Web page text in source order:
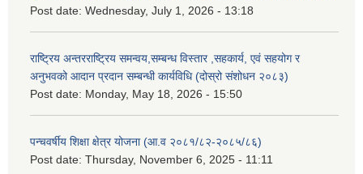
Post date: Wednesday, July 1, 2026 - 13:18
राष्ट्रिय अन्तरराष्ट्रिय समन्वय,सम्बन्ध विस्तार ,सहकार्य, एवं सहयोग र
अनुभवको आदान प्रदान सम्बन्धी कार्यविधि (दोस्रो संशोधन २०८३)
Post date: Monday, May 18, 2026 - 15:50
पन्चवर्षीय शिक्षा क्षेत्र योजना (आ.व २०८१/८२-२०८५/८६)
Post date: Thursday, November 6, 2025 - 11:11